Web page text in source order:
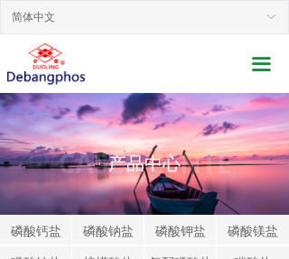
끀
网站首页
关于我们
新闻动态
产品展示
行业应用
联系我们
ꀅ
简体中文
CASES CENTE
产品中心
磷酸钙盐 磷酸钠盐 磷酸钾盐
磷酸镁盐